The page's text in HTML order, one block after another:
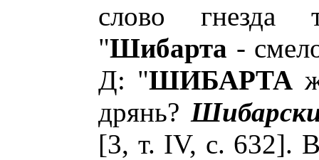
слово гнезда
"Шибарта -
Д: "ШИБАРТА
дрянь?
[3, т. IV, с. 632].